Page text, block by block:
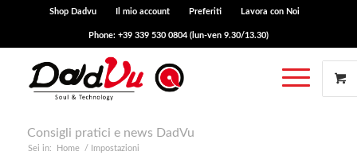
Shop Dadvu Il mio account Preferiti Lavora con Noi
Phone: +39 339 530 0804 (lun-ven 9.30/13.30)
Consigli pratici e news DadVu
Sei in: Home / Impostazioni